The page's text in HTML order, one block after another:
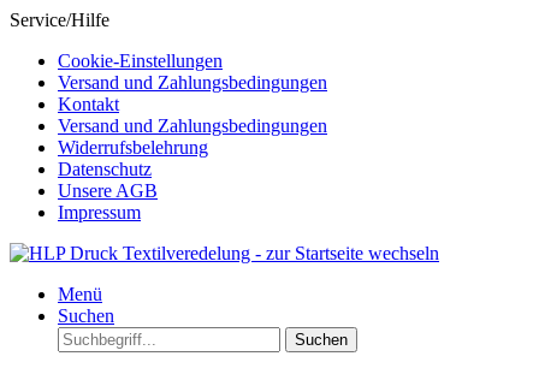
Service/Hilfe
Cookie-Einstellungen
Versand und Zahlungsbedingungen
Kontakt
Versand und Zahlungsbedingungen
Widerrufsbelehrung
Datenschutz
Unsere AGB
Impressum
Menü
Suchen
Suchen